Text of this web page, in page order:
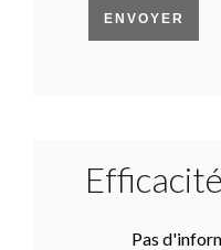
ENVOYER
Pas